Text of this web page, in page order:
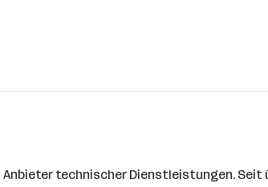
technischer Dienstleistungen. Seit